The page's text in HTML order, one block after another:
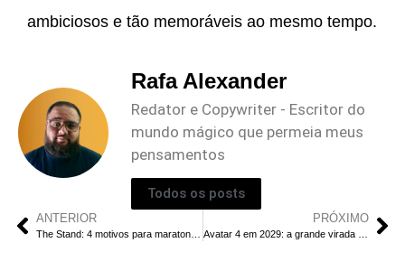
ambiciosos e tão memoráveis ao mesmo tempo.
Rafa Alexander
Redator e Copywriter - Escritor do
mundo mágico que permeia meus
pensamentos
Todos os posts
ANTERIOR PRÓXIMO